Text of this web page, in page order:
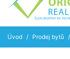
Úvod Prodej bytů